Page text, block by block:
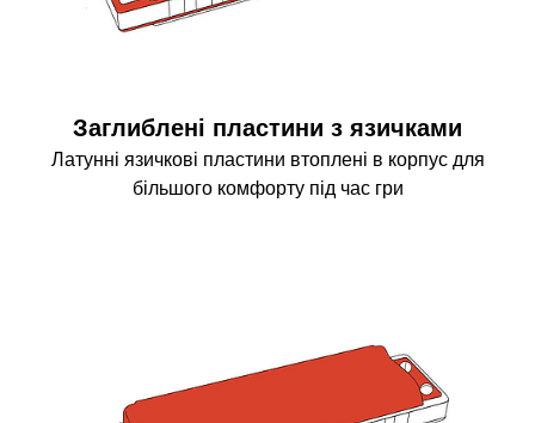
Заглиблені пластини з язичками
Латунні язичкові пластини втоплені в корпус для
більшого комфорту під час гри